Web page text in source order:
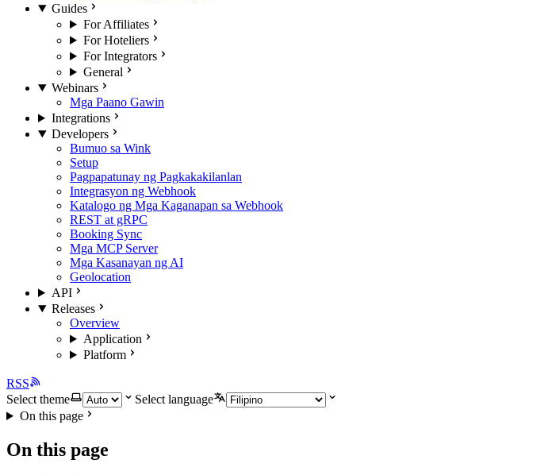
Guides
For Affiliates
For Hoteliers
For Integrators
General
Webinars
Mga Paano Gawin
Integrations
Developers
Bumuo sa Wink
Setup
Pagpapatunay ng Pagkakakilanlan
Integrasyon ng Webhook
Katalogo ng Mga Kaganapan sa Webhook
REST at gRPC
Booking Sync
Mga MCP Server
Mga Kasanayan ng AI
Geolocation
API
Releases
Overview
Application
Platform
RSS
Select theme
Select language
On this page
On this page